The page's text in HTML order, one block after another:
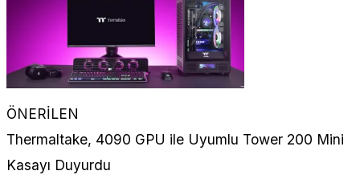
ÖNERİLEN
Thermaltake, 4090 GPU ile Uyumlu Tower 200 Mini
Kasayı Duyurdu